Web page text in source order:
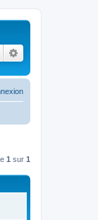
Rechercher
1 sur 1